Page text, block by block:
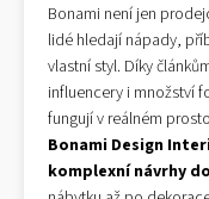
Bonami není jen
lidé hledají nápady,
vlastní styl. Díky
influencery i množství
fungují v reálném
Bonami Design
komplexní návrhy